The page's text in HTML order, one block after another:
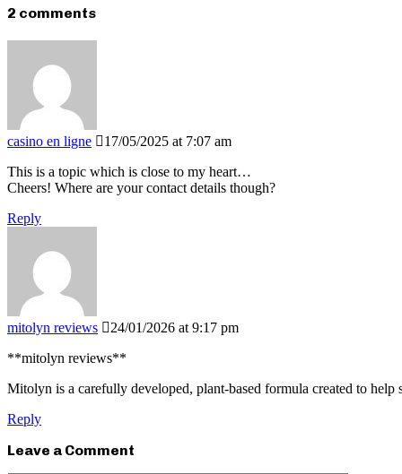
2 comments
casino en ligne
17/05/2025 at 7:07 am
This is a topic which is close to my heart…
Cheers! Where are your contact details though?
Reply
mitolyn reviews
24/01/2026 at 9:17 pm
**mitolyn reviews**
Mitolyn is a carefully developed, plant-based formula created to
Reply
Leave a Comment